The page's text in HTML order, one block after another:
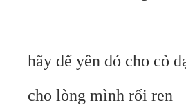
hãy để yên đó cho cỏ
cho lòng mình rối ren